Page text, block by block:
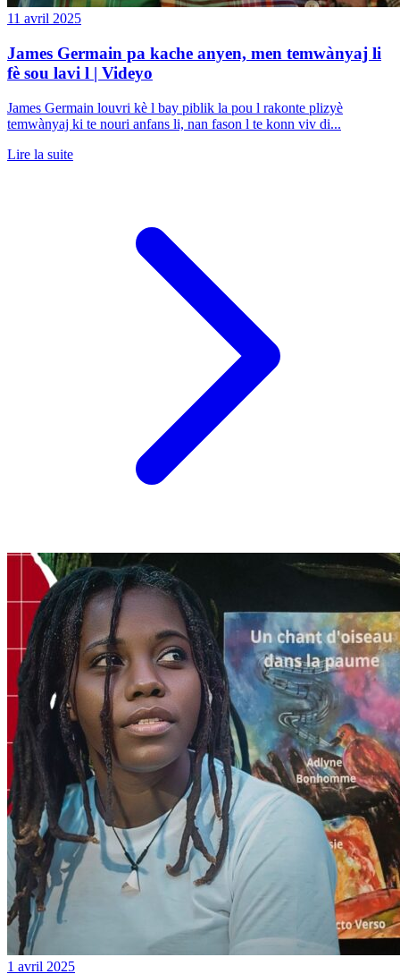
11 avril 2025
James Germain pa kache anyen, men temwànyaj li
fè sou lavi l | Videyo
James Germain louvri kè l bay piblik la pou l rakonte plizyè
temwànyaj ki te nouri anfans li, nan fason l te konn viv di...
Lire la suite
1 avril 2025